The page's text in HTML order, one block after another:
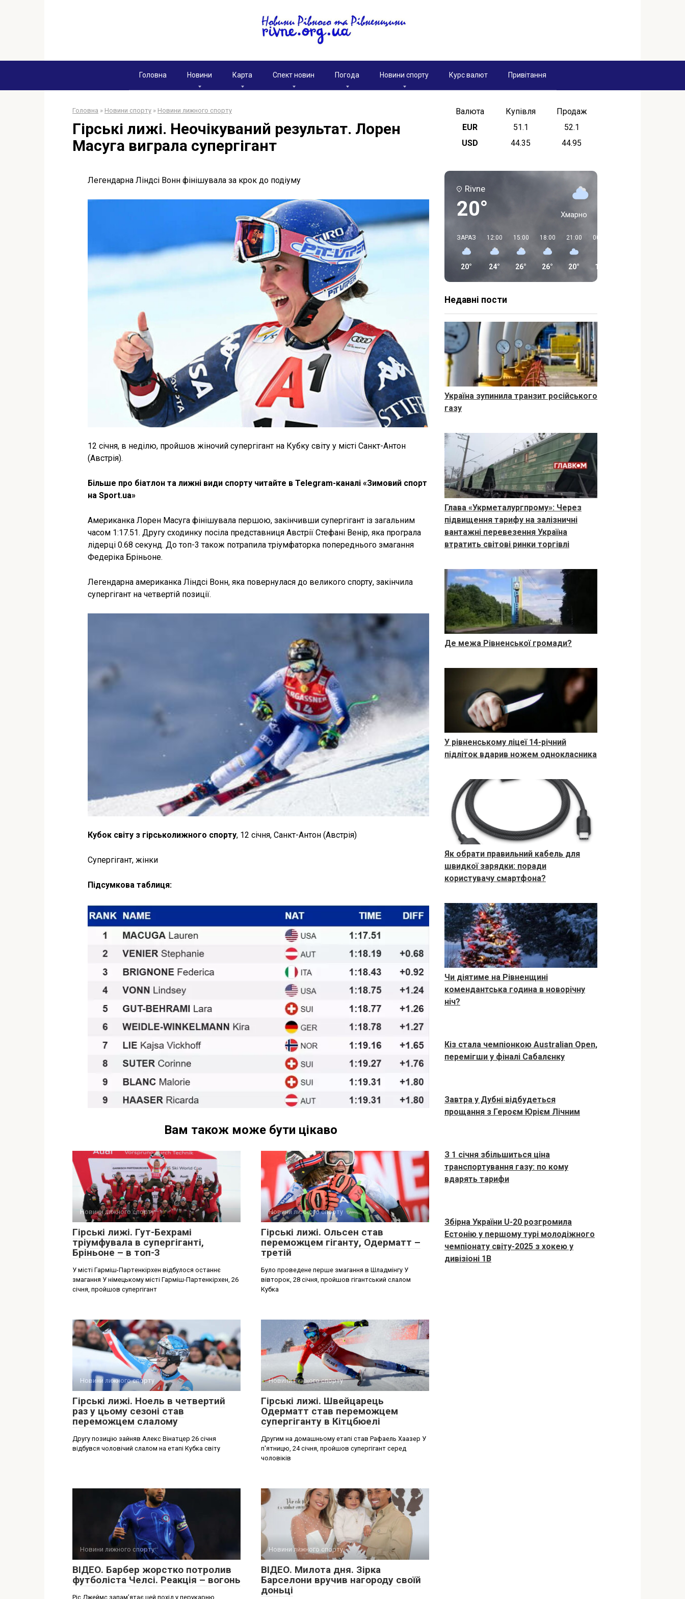
Головна Новини Карта Спект новин Погода Новини спорту Курс валют Привітання
Головна » Новини спорту » Новини лижного спорту
Гірські лижі. Неочікуваний результат. Лорен
Масуга виграла супергігант
Легендарна Ліндсі Вонн фінішувала за крок до подіуму
12 січня, в неділю, пройшов жіночий супергігант на Кубку світу у місті Санкт-Антон
(Австрія).
Більше про біатлон та лижні види спорту читайте в Telegram-каналі «Зимовий спорт
на Sport.ua»
Американка Лорен Масуга фінішувала першою, закінчивши супергігант із загальним
часом 1:17.51. Другу сходинку посіла представниця Австрії Стефані Венір, яка програла
лідерці 0.68 секунд. До топ-3 також потрапила тріумфаторка попереднього змагання
Федеріка Бріньоне.
Легендарна американка Ліндсі Вонн, яка повернулася до великого спорту, закінчила
супергігант на четвертій позиції.
Кубок світу з гірськолижного спорту, 12 січня, Санкт-Антон (Австрія)
Супергігант, жінки
Підсумкова таблиця:
Вам також може бути цікаво
Новини лижного спорту
Гірські лижі. Гут-Бехрамі
тріумфувала в супергіганті,
Бріньоне – в топ-3
У місті Гарміш-Партенкірхен відбулося останнє
змагання У німецькому місті Гарміш-Партенкірхен, 26
січня, пройшов супергігант
Новини лижного спорту
Гірські лижі. Ольсен став
переможцем гіганту, Одерматт –
третій
Було проведене перше змагання в Шладмінгу У
вівторок, 28 січня, пройшов гігантський слалом
Кубка
Новини лижного спорту
Гірські лижі. Ноель в четвертий
раз у цьому сезоні став
переможцем слалому
Другу позицію зайняв Алекс Вінатцер 26 січня
відбувся чоловічий слалом на етапі Кубка світу
Новини лижного спорту
Гірські лижі. Швейцарець
Одерматт став переможцем
супергіганту в Кітцбюелі
Другим на домашньому етапі став Рафаель Хаазер У
п'ятницю, 24 січня, пройшов супергігант серед
чоловіків
Новини лижного спорту
ВІДЕО. Барбер жорстко потролив
футболіста Челсі. Реакція – вогонь
Ріс Джеймс запам’ятає цей похід у перукарню
Новини лижного спорту
ВІДЕО. Милота дня. Зірка
Барселони вручив нагороду своїй
доньці
Валюта Купівля
Продаж
EUR
51.1
52.1
USD
44.35 44.95
Rivne
20° Хмарно
ЗАРАЗ
20°
12:00
24°
15:00
26°
18:00
26°
21:00
20°
00:00
15°
Недавні пости
Україна зупинила транзит російського
газу
Глава «Укрметалургпрому»: Через
підвищення тарифу на залізничні
вантажні перевезення Україна
втратить світові ринки торгівлі
Де межа Рівненської громади?
У рівненському ліцеї 14-річний
підліток вдарив ножем однокласника
Як обрати правильний кабель для
швидкої зарядки: поради
користувачу смартфона?
Чи діятиме на Рівненщині
комендантська година в новорічну
ніч?
Кіз стала чемпіонкою Australian Open,
перемігши у фіналі Сабалєнку
Завтра у Дубні відбудеться
прощання з Героєм Юрієм Лічним
З 1 січня збільшиться ціна
транспортування газу: по кому
вдарять тарифи
Збірна України U-20 розгромила
Естонію у першому турі молодіжного
чемпіонату світу-2025 з хокею у
дивізіоні 1B